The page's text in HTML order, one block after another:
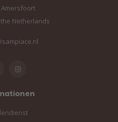
Amersfoort
Netherlands